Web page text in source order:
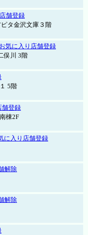
舗登録
タ金沢文庫３階
お気に入り店舗登録
俣川 3階
5階
舗登録
棟2F
に入り店舗登録
解除
解除